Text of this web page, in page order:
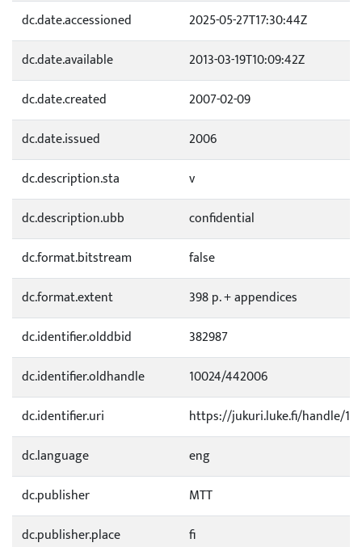
dc.date.accessioned
2025-05-27T17:30:44Z
dc.date.available
2013-03-19T10:09:42Z
dc.date.created
2007-02-09
dc.date.issued
2006
dc.description.sta
v
dc.description.ubb
confidential
dc.format.bitstream
false
dc.format.extent
398 p. + appendices
dc.identifier.olddbid
382987
dc.identifier.oldhandle
10024/442006
dc.identifier.uri
https://jukuri.luke.fi/handle/
dc.language
eng
dc.publisher
MTT
dc.publisher.place
fi